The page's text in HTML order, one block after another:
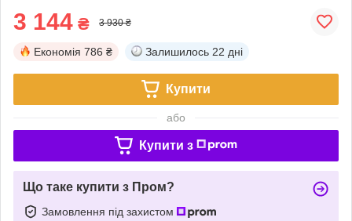
3 144 ₴ 3 930 ₴
Економія 786 ₴ Залишилось 22 дні
Купити
або
Купити з
Що таке купити з Пром?
Замовлення під захистом